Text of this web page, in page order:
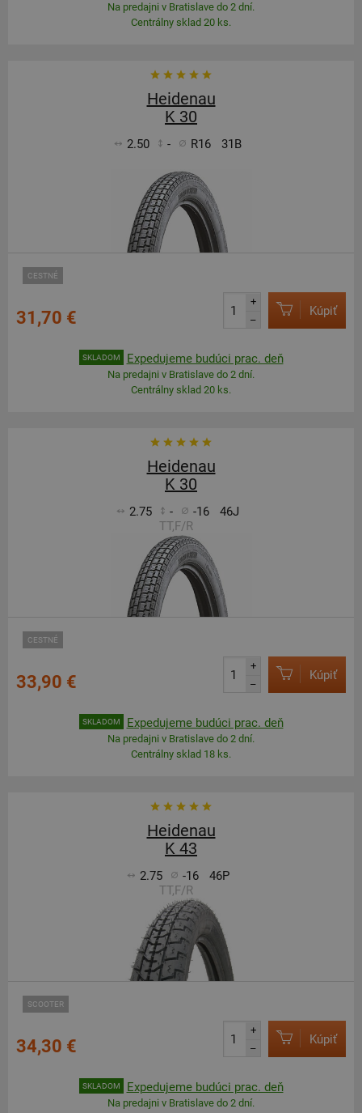
Na predajni v Bratislave do 2 dní.
Centrálny sklad 20 ks.
Heidenau
K 30
2.50 - R16 31B
CESTNÉ
31,70 €
+
–
Kúpiť
SKLADOM Expedujeme budúci prac. deň
Na predajni v Bratislave do 2 dní.
Centrálny sklad 20 ks.
Heidenau
K 30
2.75 - -16
46J
TT,F/R
CESTNÉ
33,90 €
+
–
Kúpiť
SKLADOM Expedujeme budúci prac. deň
Na predajni v Bratislave do 2 dní.
Centrálny sklad 18 ks.
Heidenau
K 43
2.75 -16
46P
TT,F/R
SCOOTER
34,30 €
+
–
Kúpiť
SKLADOM Expedujeme budúci prac. deň
Na predajni v Bratislave do 2 dní.